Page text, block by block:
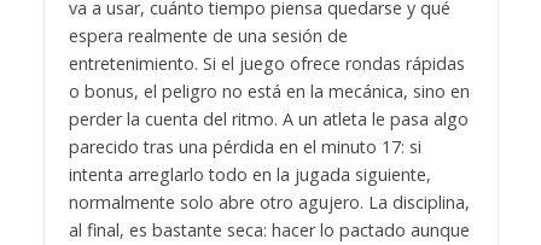
va a usar, cuánto tiempo piensa quedarse y qué
espera realmente de una sesión de
entretenimiento. Si el juego ofrece rondas rápidas
o bonus, el peligro no está en la mecánica, sino en
perder la cuenta del ritmo. A un atleta le pasa algo
parecido tras una pérdida en el minuto 17: si
intenta arreglarlo todo en la jugada siguiente,
normalmente solo abre otro agujero. La disciplina,
al final, es bastante seca: hacer lo pactado aunque